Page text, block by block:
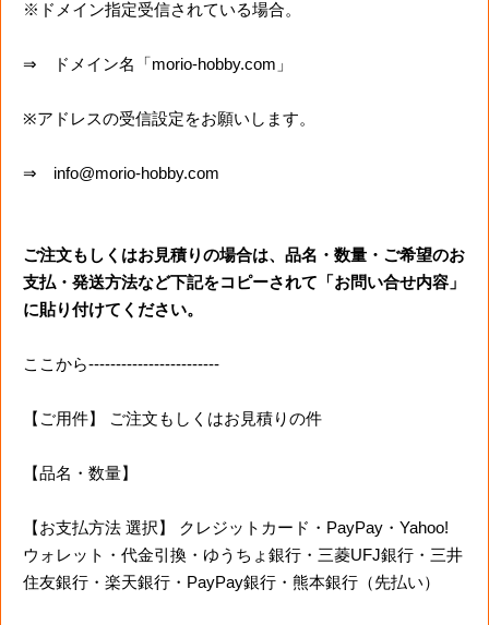
※ドメイン指定受信されている場合。
⇒ ドメイン名「morio-hobby.com」
※アドレスの受信設定をお願いします。
⇒ info@morio-hobby.com
ご注文もしくはお見積りの場合は、品名・数量・ご希望のお
支払・発送方法など下記をコピーされて「お問い合せ内容」
に貼り付けてください。
ここから------------------------
【ご用件】 ご注文もしくはお見積りの件
【品名・数量】
【お支払方法 選択】 クレジットカード・PayPay・Yahoo!
ウォレット・代金引換・ゆうちょ銀行・三菱UFJ銀行・三井
住友銀行・楽天銀行・PayPay銀行・熊本銀行（先払い）